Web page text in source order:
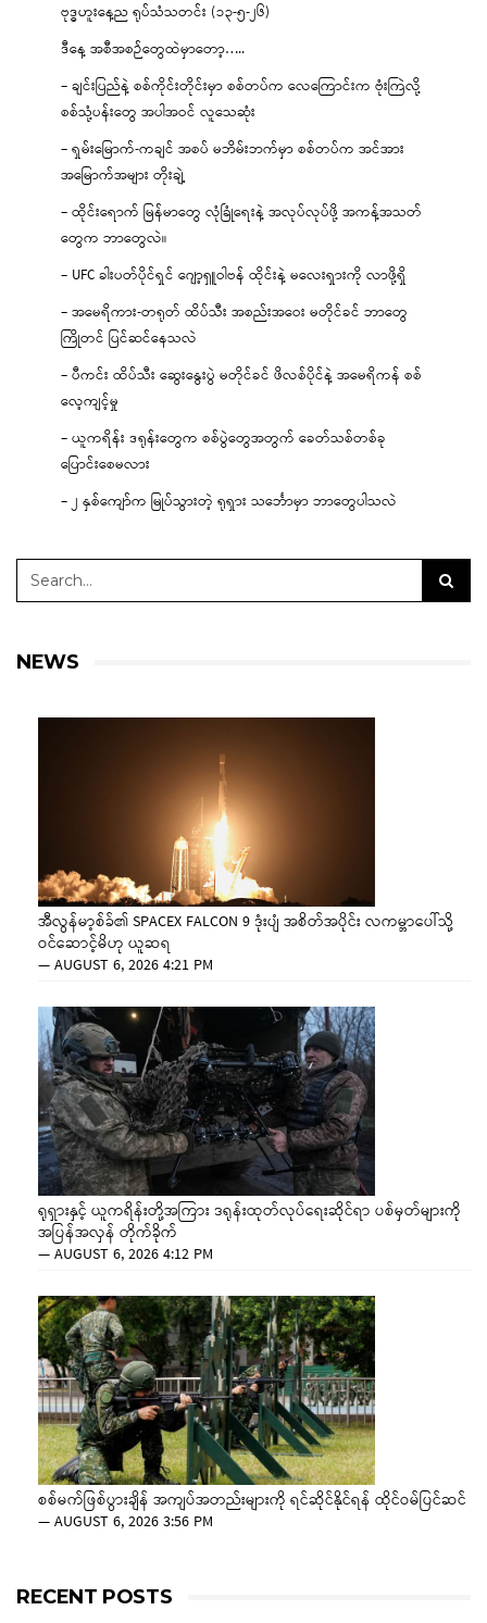
ဗုဒ္ဓဟူးနေ့ည ရုပ်သံသတင်း (၁၃-၅-၂၆)
ဒီနေ့ အစီအစဉ်တွေထဲမှာတော့…..
– ချင်းပြည်နဲ့ စစ်ကိုင်းတိုင်းမှာ စစ်တပ်က လေကြောင်းက ဗုံးကြဲလို့
စစ်သုံ့ပန်းတွေ အပါအဝင် လူသေဆုံး
– ရှမ်းမြောက်-ကချင် အစပ် မဘိမ်းဘက်မှာ စစ်တပ်က အင်အား
အမြောက်အများ တိုးချဲ့
– ထိုင်းရောက် မြန်မာတွေ လုံခြုံရေးနဲ့ အလုပ်လုပ်ဖို့ အကန့်အသတ်
တွေက ဘာတွေလဲ။
– UFC ခါးပတ်ပိုင်ရှင် ဂျော့ရှူဝါဗန် ထိုင်းနဲ့ မလေးရှားကို လာဖို့ရှိ
– အမေရိကား-တရုတ် ထိပ်သီး အစည်းအဝေး မတိုင်ခင် ဘာတွေ
ကြိုတင် ပြင်ဆင်နေသလဲ
– ပီကင်း ထိပ်သီး ဆွေးနွေးပွဲ မတိုင်ခင် ဖိလစ်ပိုင်နဲ့ အမေရိကန် စစ်
လေ့ကျင့်မှု
– ယူကရိန်း ဒရုန်းတွေက စစ်ပွဲတွေအတွက် ခေတ်သစ်တစ်ခု
ပြောင်းစေမလား
– ၂ နှစ်ကျော်က မြုပ်သွားတဲ့ ရုရှား သင်္ဘောမှာ ဘာတွေပါသလဲ
NEWS
အီလွန်မာ့စ်ခ်၏ SPACEX FALCON 9 ဒုံးပျံ အစိတ်အပိုင်း လကမ္ဘာပေါ်သို့
ဝင်ဆောင့်မိဟု ယူဆရ
—AUGUST 6, 2026 4:21 PM
ရုရှားနှင့် ယူကရိန်းတို့အကြား ဒရုန်းထုတ်လုပ်ရေးဆိုင်ရာ ပစ်မှတ်များကို
အပြန်အလှန် တိုက်ခိုက်
—AUGUST 6, 2026 4:12 PM
စစ်မက်ဖြစ်ပွားချိန် အကျပ်အတည်းများကို ရင်ဆိုင်နိုင်ရန် ထိုင်ဝမ်ပြင်ဆင်
—AUGUST 6, 2026 3:56 PM
RECENT POSTS